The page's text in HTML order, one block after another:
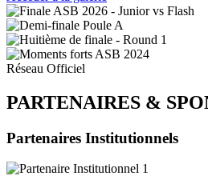
Réseau Officiel
PARTENAIRES &
Partenaires Institutionnels